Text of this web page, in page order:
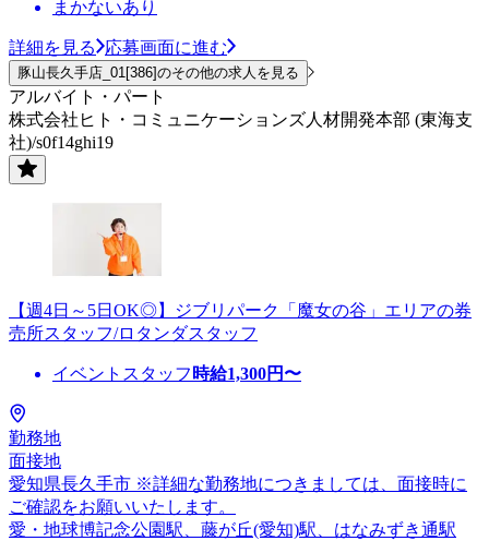
まかないあり
詳細を見る 応募画面に進む
豚山長久手店_01[386]のその他の求人を見る
アルバイト・パート
株式会社ヒト・コミュニケーションズ人材開発本部 (東海支
社)/s0f14ghi19
【週4日～5日OK◎】ジブリパーク「魔女の谷」エリアの券
売所スタッフ/ロタンダスタッフ
イベントスタッフ 時給1,300円〜
勤務地
面接地
愛知県長久手市 ※詳細な勤務地につきましては、面接時に
ご確認をお願いいたします。
愛・地球博記念公園駅、藤が丘(愛知)駅、はなみずき通駅